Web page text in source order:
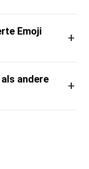
Emoji
+
andere
+